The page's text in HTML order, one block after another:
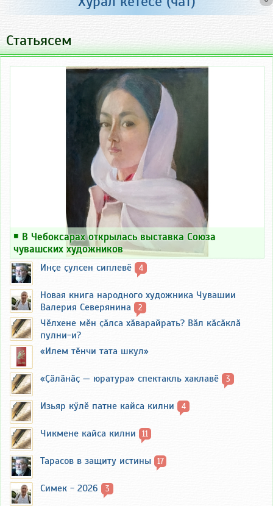
Статьясем
￭ В Чебоксарах открылась выставка Союза
чувашских художников
Инҫе ҫулсен сиплевӗ 4
Новая книга народного художника Чувашии
Валерия Северянина
2
Чӗлхене мӗн ҫӑлса хӑварайрать? Вӑл кӑсӑклӑ
пулни-и?
«Илем тӗнчи тата шкул»
«Ҫӑлӑнӑҫ — юратура» спектакль хаклавӗ 3
Изьяр кӳлӗ патне кайса килни 4
Чикмене кайса килни 11
Тарасов в защиту истины 17
Симек - 2026 3